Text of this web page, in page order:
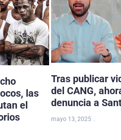
las
el
Tras publicar
del CANG,
denuncia a
mayo 13, 2025